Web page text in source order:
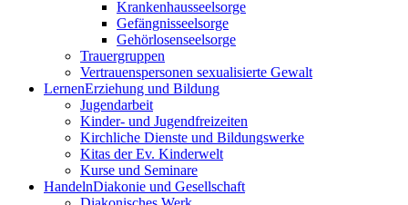
Krankenhausseelsorge
Gefängnisseelsorge
Gehörlosenseelsorge
Trauergruppen
Vertrauenspersonen sexualisierte Gewalt
LernenErziehung und Bildung
Jugendarbeit
Kinder- und Jugendfreizeiten
Kirchliche Dienste und Bildungswerke
Kitas der Ev. Kinderwelt
Kurse und Seminare
HandelnDiakonie und Gesellschaft